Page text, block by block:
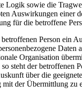
Logik sowie die
Auswirkungen einer
für die betroffene
Person ein
Daten
Organisation
steht der betroffenen
über die
mit der Übermittlung zu